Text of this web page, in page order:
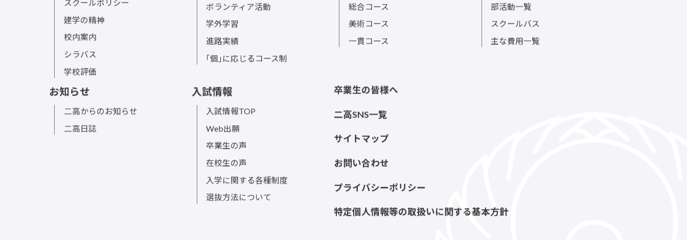
スクールポリシー
建学の精神
校内案内
シラバス
学校評価
ボランティア活動
学外学習
進路実績
｢個｣に応じるコース制
総合コース
美術コース
一貫コース
部活動一覧
スクールバス
主な費用一覧
お知らせ
二高からのお知らせ
二高日誌
入試情報
入試情報TOP
Web出願
卒業生の声
在校生の声
入学に関する各種制度
選抜方法について
卒業生の皆様へ
二高SNS一覧
サイトマップ
お問い合わせ
プライバシーポリシー
特定個人情報等の取扱いに関する基本方針